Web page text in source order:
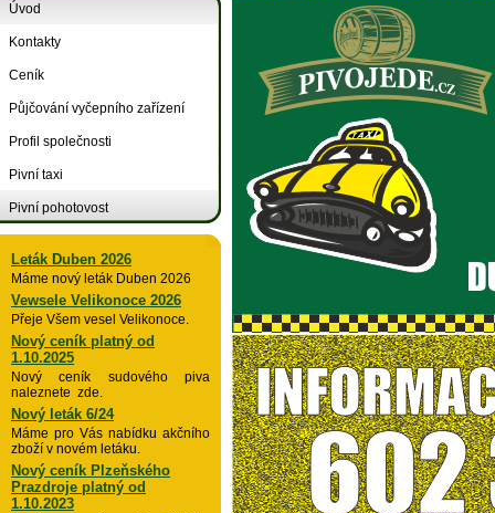
Úvod
Kontakty
Ceník
Půjčování vyčepního zařízení
Profil společnosti
Pivní taxi
Pivní pohotovost
Leták Duben 2026
Máme nový leták Duben 2026
Vewsele Velikonoce 2026
Přeje Všem vesel Velikonoce.
Nový ceník platný od
1.10.2025
Nový ceník sudového piva
naleznete zde.
Nový leták 6/24
Máme pro Vás nabídku akčního
zboží v novém letáku.
Nový ceník Plzeňského
Prazdroje platný od
1.10.2023